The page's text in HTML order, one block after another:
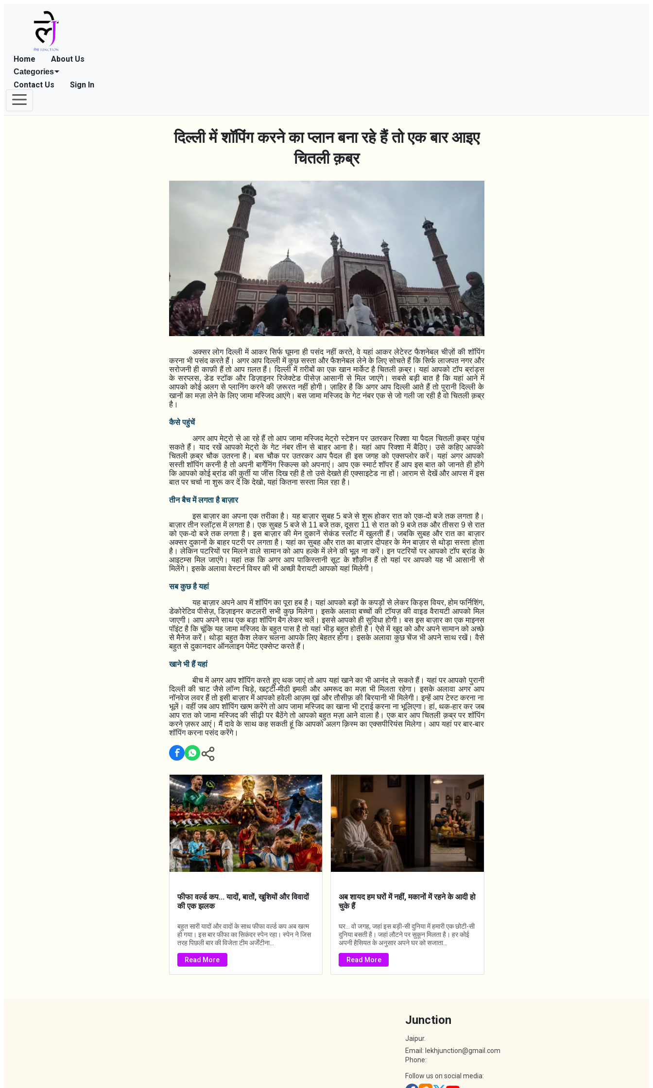
Home About Us
Categories
Contact Us Sign In
दिल्ली में शॉपिंग करने का प्लान बना रहे हैं तो एक बार आइए
चितली क़ब्र
अक्सर लोग दिल्ली में आकर सिर्फ घूमना ही पसंद नहीं करते,वे यहां आकर लेटेस्ट फैशनेबल चीज़ों की शॉपिंग
करना भी पसंद करते हैं। अगर आप दिल्ली में कुछ सस्ता और फैशनेबल लेने के लिए सोचते हैं कि सिर्फ लाजपत नगर और
सरोजनी ही काफ़ी हैं तो आप ग़लत हैं। दिल्ली में ग़रीबों का एक खान मार्केट है चितली क़ब्र। यहां आपको टॉप ब्रांड्स
के सरप्लस,डेड स्टॉक और डिज़ाइनर रिजेक्टेड पीसेज़ आसानी से मिल जाएंगे। सबसे बड़ी बात है कि यहां आने में
आपको कोई अलग से प्लानिंग करने की ज़रूरत नहीं होगी। ज़ाहिर है कि अगर आप दिल्ली आते हैं तो पुरानी दिल्ली के
खानों का मज़ा लेने के लिए जामा मस्जिद आएंगे। बस जामा मस्जिद के गेट नंबर एक से जो गली जा रही है वो चितली क़ब्र
है।
कैसे पहुंचें
अगर आप मेट्रो से आ रहे हैं तो आप जामा मस्जिद मेट्रो स्टेशन पर उतरकर रिक्शा या पैदल चितली क़ब्र पहुंच
सकते हैं। याद रखें आपको मेट्रो के गेट नंबर तीन से बाहर आना है। यहां आप रिक्शा में बैठिए। उसे कहिए आपको
चितली क़ब्र चौक उतरना है। बस चौक पर उतरकर आप पैदल ही इस जगह को एक्सप्लोर करें। यहां अगर आपको
सस्ती शॉपिंग करनी है तो अपनी बार्गेनिंग स्किल्स को अपनाएं। आप एक स्मार्ट शॉपर हैं आप इस बात को जानते ही होंगे
कि आपको कोई ब्रांड की कुर्ती या जींस दिख रही है तो उसे देखते ही एक्साइटेड ना हों। आराम से देखें और आपस में इस
बात पर चर्चा ना शुरू कर दें कि देखो,यहां कितना सस्ता मिल रहा है।
तीन बैच में लगता है बाज़ार
इस बाज़ार का अपना एक तरीका है। यह बाज़ार सुबह5बजे से शुरू होकर रात को एक-दो बजे तक लगता है।
बाज़ार तीन स्लॉट्स में लगता है। एक सुबह 5बजे से 11बजे तक,दूसरा 11से रात को 9बजे तक और तीसरा 9से रात
को एक-दो बजे तक लगता है। इस बाज़ार की मेन दुकानें सेकंड स्लॉट में खुलती हैं। जबकि सुबह और रात का बाज़ार
अक्सर दुकानों के बाहर पटरी पर लगता है। यहां का सुबह और रात का बाज़ार दोपहर के मेन बाज़ार से थोड़ा सस्ता होता
है। लेकिन पटरियों पर मिलने वाले सामान को आप हल्के में लेने की भूल ना करें। इन पटरियों पर आपको टॉप ब्रांड के
आइटम्स मिल जाएंगे। यहां तक कि अगर आप पाकिस्तानी सूट के शौक़ीन हैं तो यहां पर आपको यह भी आसानी से
मिलेंगे। इसके अलावा वेस्टर्न वियर की भी अच्छी वैरायटी आपको यहां मिलेगी।
सब कुछ है यहां
यह बाज़ार अपने आप में शॉपिंग का पूरा हब है। यहां आपको बड़ों के कपड़ों से लेकर किड्स वियर,होम फर्निशिंग,
डेकोरेटिव पीसेज़,डिज़ाइनर कटलरी सभी कुछ मिलेगा। इसके अलावा बच्चों की टॉयज़ की वाइड वैरायटी आपको मिल
जाएगी। आप अपने साथ एक बड़ा शॉपिंग बैग लेकर चलें। इससे आपको ही सुविधा होगी। बस इस बाज़ार का एक माइनस
पॉइंट है कि चूंकि यह जामा मस्जिद के बहुत पास है तो यहां भीड़ बहुत होती है। ऐसे में खुद को और अपने सामान को अच्छे
से मैनेज करें। थोड़ा बहुत कैश लेकर चलना आपके लिए बेहतर होगा। इसके अलावा कुछ चेंज भी अपने साथ रखें। वैसे
बहुत से दुकानदार ऑनलाइन पेमेंट एक्सेप्ट करते हैं।
खाने भी हैं यहां
बीच में अगर आप शॉपिंग करते हुए थक जाएं तो आप यहां खाने का भी आनंद ले सकते हैं। यहां पर आपको पुरानी
दिल्ली की चाट जैसे लॉन्ग चिड़े,खट्टी-मीठी इमली और अमरूद का मज़ा भी मिलता रहेगा। इसके अलावा अगर आप
नॉनवेज लवर हैं तो इसी बाज़ार में आपको हवेली आज़म ख़ां और तौसीफ़ की बिरयानी भी मिलेगी। इन्हें आप टेस्ट करना ना
भूलें। वहीं जब आप शॉपिंग खत्म करेंगे तो आप जामा मस्जिद का खाना भी ट्राई करना ना भूलिएगा। हां,थक-हार कर जब
आप रात को जामा मस्जिद की सीढ़ी पर बैठेंगे तो आपको बहुत मज़ा आने वाला है। एक बार आप चितली क़ब्र पर शॉपिंग
करने ज़रूर आएं। मैं दावे के साथ कह सकती हूं कि आपको अलग क़िस्म का एक्सपीरियंस मिलेगा। आप यहां पर बार-बार
शॉपिंग करना पसंद करेंगे।
फीफा वर्ल्ड कप... यादों, बातों, खुशियों और विवादों
की एक झलक
बहुत सारी यादों और वादों के साथ फीफा वर्ल्ड कप अब खत्म
हो गया। इस बार फीफा का सिकंदर स्पेन रहा। स्पेन ने जिस
तरह पिछली बार की विजेता टीम अर्जेंटीना...
Read More
अब शायद हम घरों में नहीं, मकानों में रहने के आदी हो
चुके हैं
घर... वो जगह, जहां इस बड़ी-सी दुनिया में हमारी एक छोटी-सी
दुनिया बसती है। जहां लौटने पर सुकून मिलता है। हर कोई
अपनी हैसियत के अनुसार अपने घर को सजाता...
Read More
Junction
Jaipur.
Email: lekhjunction@gmail.com
Phone:
Follow us on social media: